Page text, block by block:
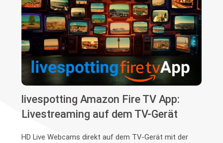
livespotting Amazon Fire TV App:
Livestreaming auf dem TV-Gerät
HD Live Webcams direkt auf dem TV-Gerät mit der